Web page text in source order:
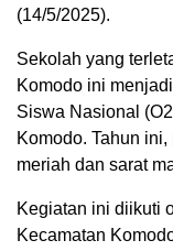
(14/5/2025).
Sekolah yang
Komodo ini
Siswa Nasional
Komodo. Tahun
meriah dan sarat
Kegiatan ini diikuti
Kecamatan